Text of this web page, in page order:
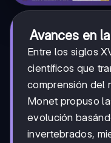
Avances en
Entre los siglos
científicos que
comprensión del
Monet propuso
evolución
invertebrados,